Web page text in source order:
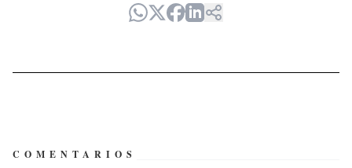
COMENTARIOS